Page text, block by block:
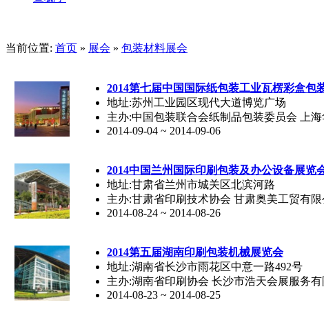
当前位置: 首页 » 展会 » 包装材料展会
2014第七届中国国际纸包装工业瓦楞彩盒包
地址:苏州工业园区现代大道博览广场
主办:中国包装联合会纸制品包装委员会 上
2014-09-04 ~ 2014-09-06
2014中国兰州国际印刷包装及办公设备展览
地址:甘肃省兰州市城关区北滨河路
主办:甘肃省印刷技术协会 甘肃奥美工贸有限
2014-08-24 ~ 2014-08-26
2014第五届湖南印刷包装机械展览会
地址:湖南省长沙市雨花区中意一路492号
主办:湖南省印刷协会 长沙市浩天会展服务有
2014-08-23 ~ 2014-08-25